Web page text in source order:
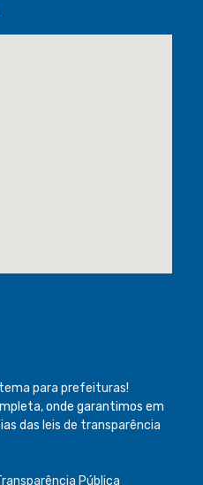
para prefeituras!
onde garantimos em
das leis de transparência
Pública